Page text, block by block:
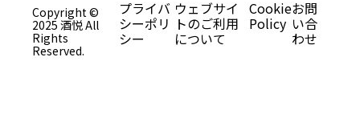
プライバ
シーポリ
シー
ウェブサイ
トのご利用
について
Cookie
Policy
お問
い合
わせ
Copyright ©
2025 酒悦 All
Rights
Reserved.